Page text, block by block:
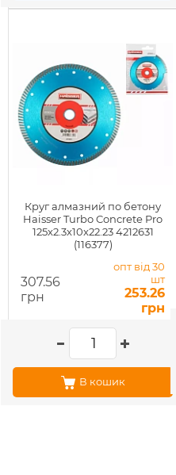
Круг алмазний по бетону
Haisser Turbo Concrete Pro
125x2.3x10x22.23 4212631
(116377)
307.56
грн
опт від 30
шт
253.26
грн
В кошик